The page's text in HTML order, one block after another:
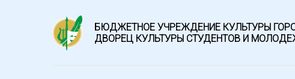
БЮДЖЕТНОЕ УЧРЕЖДЕНИЕ КУЛЬТУРЫ
ДВОРЕЦ КУЛЬТУРЫ СТУДЕНТОВ И